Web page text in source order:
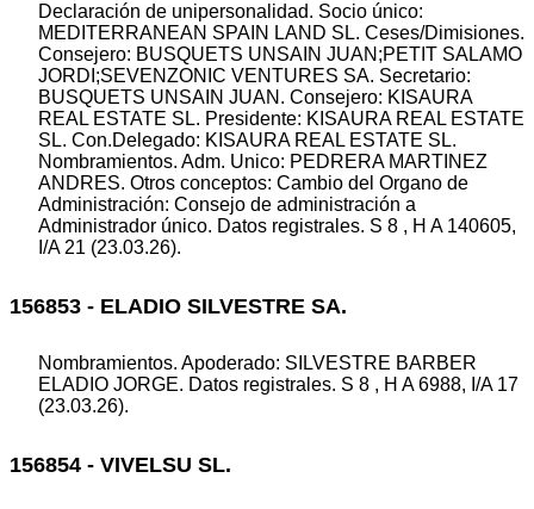
Declaración de unipersonalidad. Socio único:
MEDITERRANEAN SPAIN LAND SL. Ceses/Dimisiones.
Consejero: BUSQUETS UNSAIN JUAN;PETIT SALAMO
JORDI;SEVENZONIC VENTURES SA. Secretario:
BUSQUETS UNSAIN JUAN. Consejero: KISAURA
REAL ESTATE SL. Presidente: KISAURA REAL ESTATE
SL. Con.Delegado: KISAURA REAL ESTATE SL.
Nombramientos. Adm. Unico: PEDRERA MARTINEZ
ANDRES. Otros conceptos: Cambio del Organo de
Administración: Consejo de administración a
Administrador único. Datos registrales. S 8 , H A 140605,
I/A 21 (23.03.26).
156853 - ELADIO SILVESTRE SA.
Nombramientos. Apoderado: SILVESTRE BARBER
ELADIO JORGE. Datos registrales. S 8 , H A 6988, I/A 17
(23.03.26).
156854 - VIVELSU SL.